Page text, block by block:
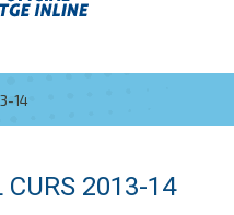
14
CURS 2013-14